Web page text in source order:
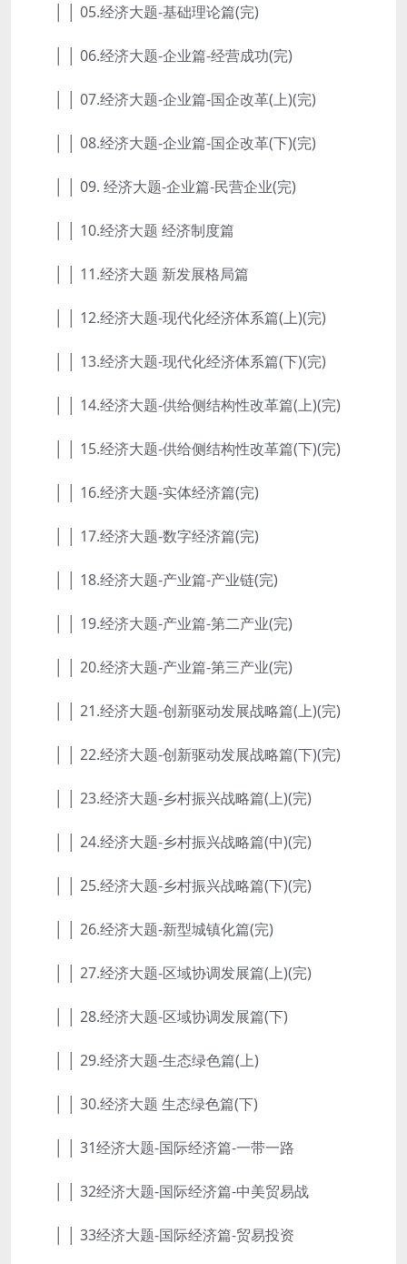
│ │ 05.经济大题-基础理论篇(完)
│ │ 06.经济大题-企业篇-经营成功(完)
│ │ 07.经济大题-企业篇-国企改革(上)(完)
│ │ 08.经济大题-企业篇-国企改革(下)(完)
│ │ 09. 经济大题-企业篇-民营企业(完)
│ │ 10.经济大题 经济制度篇
│ │ 11.经济大题 新发展格局篇
│ │ 12.经济大题-现代化经济体系篇(上)(完)
│ │ 13.经济大题-现代化经济体系篇(下)(完)
│ │ 14.经济大题-供给侧结构性改革篇(上)(完)
│ │ 15.经济大题-供给侧结构性改革篇(下)(完)
│ │ 16.经济大题-实体经济篇(完)
│ │ 17.经济大题-数字经济篇(完)
│ │ 18.经济大题-产业篇-产业链(完)
│ │ 19.经济大题-产业篇-第二产业(完)
│ │ 20.经济大题-产业篇-第三产业(完)
│ │ 21.经济大题-创新驱动发展战略篇(上)(完)
│ │ 22.经济大题-创新驱动发展战略篇(下)(完)
│ │ 23.经济大题-乡村振兴战略篇(上)(完)
│ │ 24.经济大题-乡村振兴战略篇(中)(完)
│ │ 25.经济大题-乡村振兴战略篇(下)(完)
│ │ 26.经济大题-新型城镇化篇(完)
│ │ 27.经济大题-区域协调发展篇(上)(完)
│ │ 28.经济大题-区域协调发展篇(下)
│ │ 29.经济大题-生态绿色篇(上)
│ │ 30.经济大题 生态绿色篇(下)
│ │ 31经济大题-国际经济篇-一带一路
│ │ 32经济大题-国际经济篇-中美贸易战
│ │ 33经济大题-国际经济篇-贸易投资